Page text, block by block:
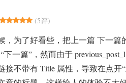
(5评)
，为了好看些，把上一篇 下一篇
下一篇”，然而由于
接不带有 Title 属性，导致在点开